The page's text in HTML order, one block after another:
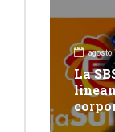
agosto
La